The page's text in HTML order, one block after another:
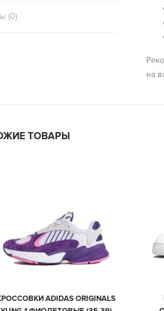
(0)
на
ТОВАРЫ
АDIDAS ORIGINALS